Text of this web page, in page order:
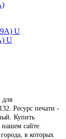
U
для
Ресурс печати -
Купить
сайте.
в которых